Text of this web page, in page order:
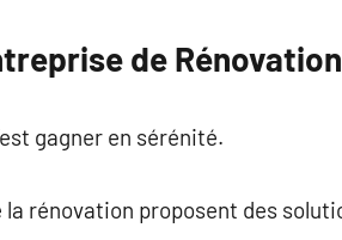
de
gagner en sérénité.
rénovation proposent des